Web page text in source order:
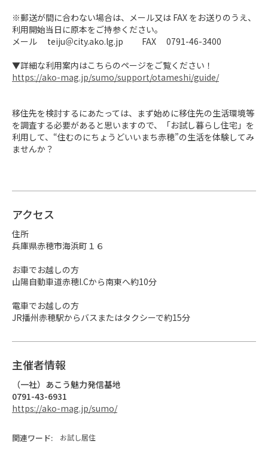
※郵送が間に合わない場合は、メール又は FAX をお送りのうえ、
利用開始当日に原本をご持参ください。
メール　 teiju＠city.ako.lg.jp 　　FAX　 0791-46-3400
https://ako-mag.jp/sumo/support/otameshi/guide/
移住先を検討するにあたっては、まず始めに移住先の生活環境等
を調査する必要があると思いますので、「お試し暮らし住宅」を
利用して、“住むのにちょうどいいまち赤穂”の生活を体験してみ
ませんか？
アクセス
住所
兵庫県赤穂市海浜町１６
お車でお越しの方
山陽自動車道赤穂I.Cから南東へ約10分
電車でお越しの方
JR播州赤穂駅からバスまたはタクシーで約15分
主催者情報
（一社）あこう魅力発信基地
0791-43-6931
https://ako-mag.jp/sumo/
関連ワード: お試し居住